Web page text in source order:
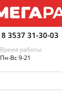
8 3537 31-30-03
Время работы:
Пн-Вс 9-21